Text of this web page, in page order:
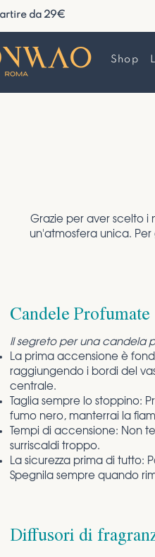
da 29€
Shop
Grazie per aver scelto i
un'atmosfera unica.
Candele Profumate
Il segreto per una candela
La prima accensione è
raggiungendo i bordi del
centrale.
Taglia sempre lo stoppino:
fumo nero, manterrai la
Tempi di accensione: Non
surriscaldi troppo.
La sicurezza prima di tutto:
Spegnila sempre quando
Diffusori di